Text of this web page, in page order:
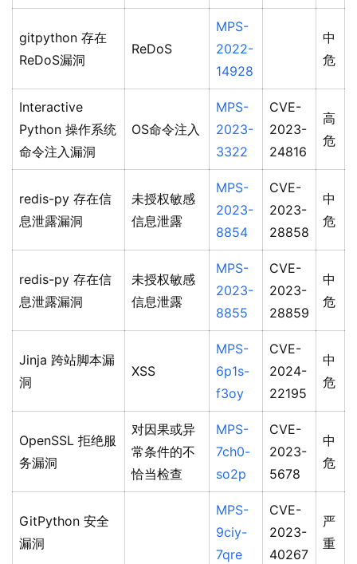
gitpython 存在
ReDoS漏洞
ReDoS
MPS-
2022-
14928
中
危
Interactive
Python 操作系统
命令注入漏洞
OS命令注入
MPS-
2023-
3322
CVE-
2023-
24816
高
危
redis-py 存在信
息泄露漏洞
未授权敏感
信息泄露
MPS-
2023-
8854
CVE-
2023-
28858
中
危
redis-py 存在信
息泄露漏洞
未授权敏感
信息泄露
MPS-
2023-
8855
CVE-
2023-
28859
中
危
Jinja 跨站脚本漏
洞
XSS
MPS-
6p1s-
f3oy
CVE-
2024-
22195
中
危
OpenSSL 拒绝服
务漏洞
对因果或异
常条件的不
恰当检查
MPS-
7ch0-
so2p
CVE-
2023-
5678
中
危
GitPython 安全
漏洞
MPS-
9ciy-
7qre
CVE-
2023-
40267
严
重